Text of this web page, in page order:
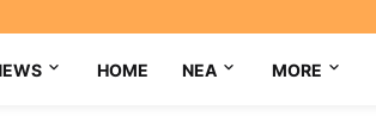
HOME NEA MORE